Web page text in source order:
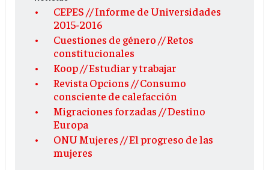
CEPES // Informe de Universidades
2015-2016
Cuestiones de género // Retos
constitucionales
Koop // Estudiar y trabajar
Revista Opcions // Consumo
consciente de calefacción
Migraciones forzadas // Destino
Europa
ONU Mujeres // El progreso de las
mujeres